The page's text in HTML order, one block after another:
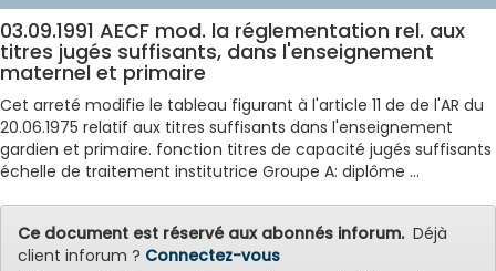
03.09.1991 AECF mod. la réglementation rel. aux
titres jugés suffisants, dans l'enseignement
maternel et primaire
Cet arreté modifie le tableau figurant à l'article 11 de de l'AR du
20.06.1975 relatif aux titres suffisants dans l'enseignement
gardien et primaire. fonction titres de capacité jugés suffisants
échelle de traitement institutrice Groupe A: diplôme ...
Ce document est réservé aux abonnés inforum.Déjà
client inforum ? Connectez-vous